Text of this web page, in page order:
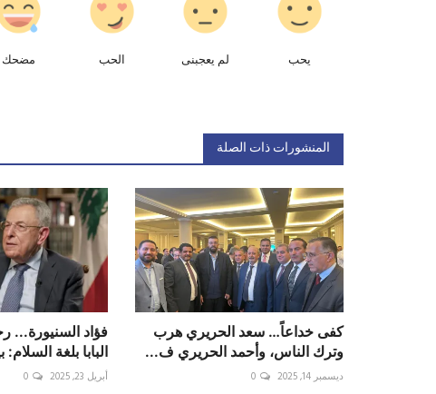
يحب لم يعجبنى الحب مضحك
المنشورات ذات الصلة
كفى خداعاً… سعد الحريري هرب
وترك الناس، وأحمد الحريري ف...
ديسمبر 14, 2025 0
فؤاد السنيورة...
البابا بلغة السلام:
أبريل 23, 2025 0